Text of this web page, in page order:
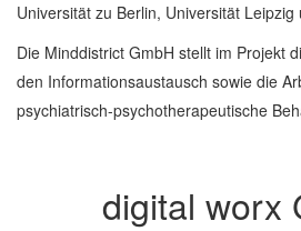
Universität zu Berlin, Universität
Die Minddistrict GmbH stellt im Projekt
den Informationsaustausch sowie die
psychiatrisch-psychotherapeutische
digital worx